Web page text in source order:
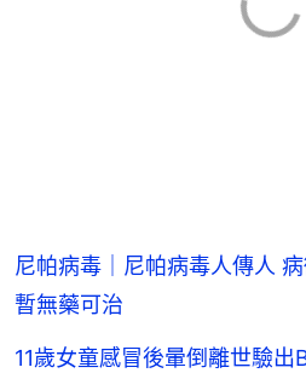
尼帕病毒｜尼帕病毒人傳人
暫無藥可治
11歲女童感冒後暈倒離世驗